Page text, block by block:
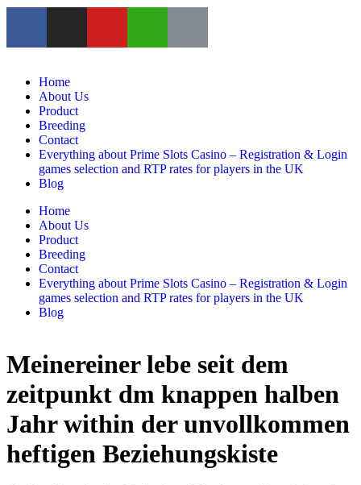
Home
About Us
Product
Breeding
Contact
Everything about Prime Slots Casino – Registration & Login
games selection and RTP rates for players in the UK
Blog
Home
About Us
Product
Breeding
Contact
Everything about Prime Slots Casino – Registration & Login
games selection and RTP rates for players in the UK
Blog
Meinereiner lebe seit dem
zeitpunkt dm knappen halben
Jahr within der unvollkommen
heftigen Beziehungskiste